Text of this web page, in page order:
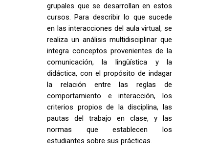
grupales que se desarrollan en estos
cursos. Para describir lo que sucede
en las interacciones del aula virtual, se
realiza un análisis multidisciplinar que
integra conceptos provenientes de la
comunicación, la lingüística y la
didáctica, con el propósito de indagar
la relación entre las reglas de
comportamiento e interacción, los
criterios propios de la disciplina, las
pautas del trabajo en clase, y las
normas que establecen los
estudiantes sobre sus prácticas.